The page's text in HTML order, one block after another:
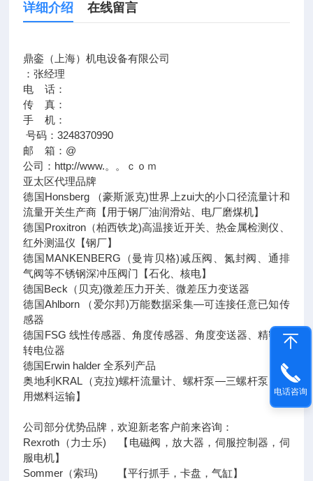
详细介绍 在线留言
鼎銮（上海）机电设备有限公司
：张经理
电 话：
传 真：
手 机：
号码：3248370990
邮 箱：@
公司：http://www.。。ｃｏｍ
亚太区代理品牌
德国Honsberg （豪斯派克)世界上zui大的小口径流量计和
流量开关生产商【用于钢厂油润滑站、电厂磨煤机】
德国Proxitron（柏西铁龙)高温接近开关、热金属检测仪、
红外测温仪【钢厂】
德国MANKENBERG（曼肯贝格)减压阀、氮封阀、通排
气阀等不锈钢深冲压阀门【石化、核电】
德国Beck（贝克)微差压力开关、微差压力变送器
德国Ahlborn （爱尔邦)万能数据采集—可连接任意已知传
感器
德国FSG 线性传感器、角度传感器、角度变送器、精密旋
转电位器
德国Erwin halder 全系列产品
奥地利KRAL（克拉)螺杆流量计、螺杆泵—三螺杆泵【船
用燃料运输】
公司部分优势品牌，欢迎新老客户前来咨询：
Rexroth（力士乐) 【电磁阀，放大器，伺服控制器，伺
服电机】
Sommer（索玛) 【平行抓手，卡盘，气缸】
电话咨询